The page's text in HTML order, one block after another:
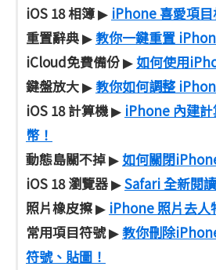
iOS 18 相簿▶ iPhone 喜愛項目
重置辭典▶教你一鍵重置
iCloud免費備份▶如何使用
鍵盤放大▶教你如何調整
iOS 18 計算機▶ iPhone 內建
幣！
動態島關不掉▶如何關閉
iOS 18 瀏覽器▶Safari 全新閱
照片橡皮擦▶ iPhone 照片去人
常用項目符號▶教你刪除
符號、貼圖！